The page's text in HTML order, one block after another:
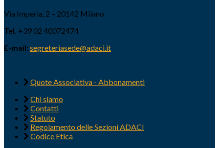
Via Imperia, 2 – 20142 Milano
Tel. +39 02 40072474
E-mail: segreteriasede@adaci.it
Quote Associativa - Abbonamenti
Chi siamo
Contatti
Statuto
Regolamento delle Sezioni ADACI
Codice Etica